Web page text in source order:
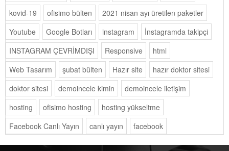
kovid-19
ofisimo bülten
2021 nisan ayı üretilen paketler
Youtube
Google Botları instagram
İnstagramda takipçi
INSTAGRAM ÇEVRİMDIŞI
Responsive
html
Web Tasarım
şubat bülten Hazır site
hazır doktor sitesi
doktor sitesi
demoincele kimin
demoincele iletişim
hosting
ofisimo hosting
hosting yükseltme
Facebook Canlı Yayın
canlı yayın facebook